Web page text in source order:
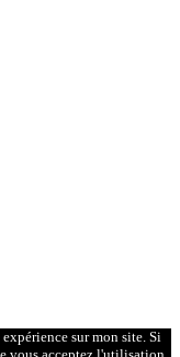
sur mon site. Si